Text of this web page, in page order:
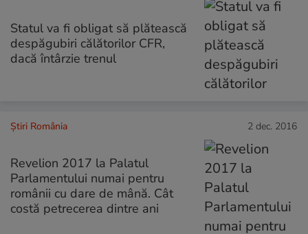
Statul va fi obligat să plătească
despăgubiri călătorilor CFR,
dacă întârzie trenul
Știri România 2 dec. 2016
Revelion 2017 la Palatul
Parlamentului numai pentru
românii cu dare de mână. Cât
costă petrecerea dintre ani